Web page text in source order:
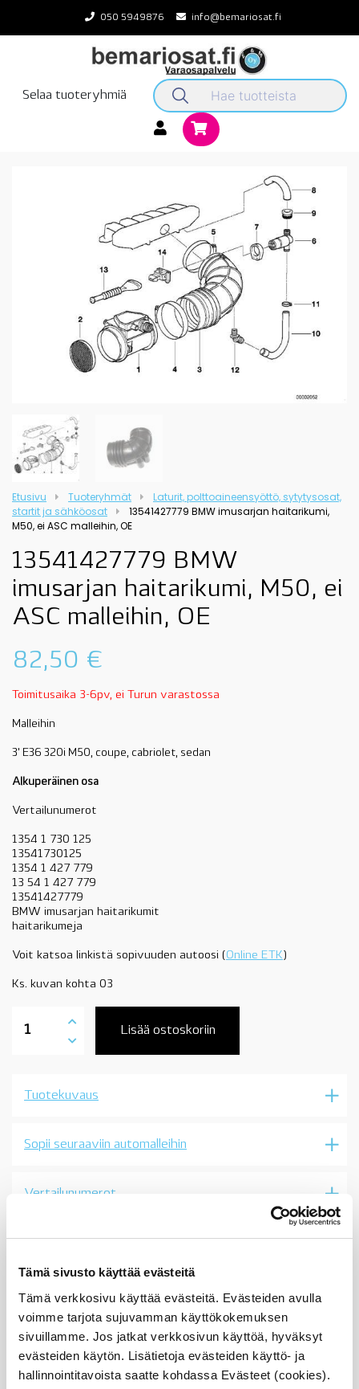
Tämä sivusto käyttää evästeitä
Tämä verkkosivu käyttää evästeitä. Evästeiden avulla
voimme tarjota sujuvamman käyttökokemuksen
sivuillamme. Jos jatkat verkkosivun käyttöä, hyväksyt
evästeiden käytön. Lisätietoja evästeiden käyttö- ja
hallinnointitavoista saatte kohdassa Evästeet (cookies).
content
050 5949876 info@bemariosat.fi
Selaa tuoteryhmiä
Etusivu Tuoteryhmät
Laturit, polttoaineensyöttö, sytytysosat,
startit ja sähköosat
13541427779 BMW imusarjan haitarikumi,
M50, ei ASC malleihin, OE
13541427779 BMW
imusarjan haitarikumi, M50, ei
ASC malleihin, OE
82,50 €
Toimitusaika 3-6pv, ei Turun varastossa
Malleihin
3' E36 320i M50, coupe, cabriolet, sedan
Alkuperäinen osa
Vertailunumerot
1354 1 730 125
13541730125
1354 1 427 779
13 54 1 427 779
13541427779
BMW imusarjan haitarikumit
haitarikumeja
Voit katsoa linkistä sopivuuden autoosi ( Online ETK )
Ks. kuvan kohta 03
BMW
ASC
määrä
Lisää ostoskoriin
Tuotekuvaus
Sopii seuraaviin automalleihin
Vertailunumerot
13541427779
13 54 1 427 779
13541730125
13 54 1 730 125
1730125
13541427779
13 54 1 427 779